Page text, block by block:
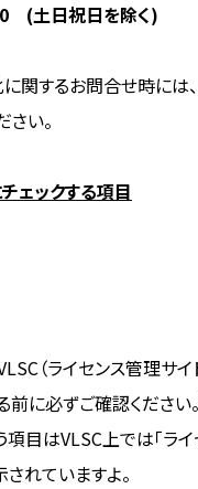
(土日祝日を除く)
関するお問合せ時には
い。
ェックする項目
（ライセンス管理サ
前に必ずご確認ください。
項目はVLSC上では「ラ
れていますよ。